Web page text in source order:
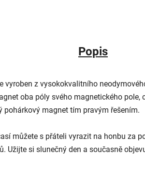
Popis
vyroben z vysokokvalitního
oba póly svého magnetického
pohárkový magnet tím pravým řešením.
můžete s přáteli vyrazit na honbu za
Užijte si slunečný den a současně